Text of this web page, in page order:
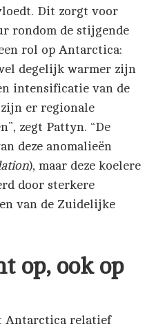
Dit zorgt voor
rondom de stijgende
rol op Antarctica:
degelijk warmer zijn
intensificatie van de
er regionale
zegt Pattyn. “De
deze anomalieën
), maar deze koelere
door sterkere
van de Zuidelijke
op, ook op
Antarctica relatief